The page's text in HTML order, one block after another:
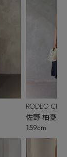
RODEO
BOWL
佐野 柚憂
159cm